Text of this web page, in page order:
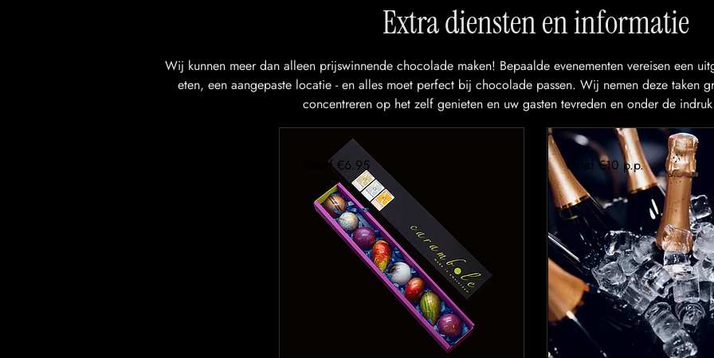
Extra diensten en informatie
Wij kunnen meer dan alleen prijswinnende chocolade maken! Bepaalde evenementen vereisen een
eten, een aangepaste locatie - en alles moet perfect bij chocolade passen. Wij nemen deze taken
concentreren op het zelf genieten en uw gasten tevreden en onder de
Vanaf €6.95 Vanaf €10 p.p.